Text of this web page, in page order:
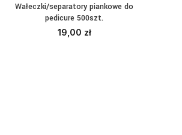
DODAJ DO KOSZYKA
Wałeczki/separatory piankowe do
pedicure 500szt.
19,00 zł